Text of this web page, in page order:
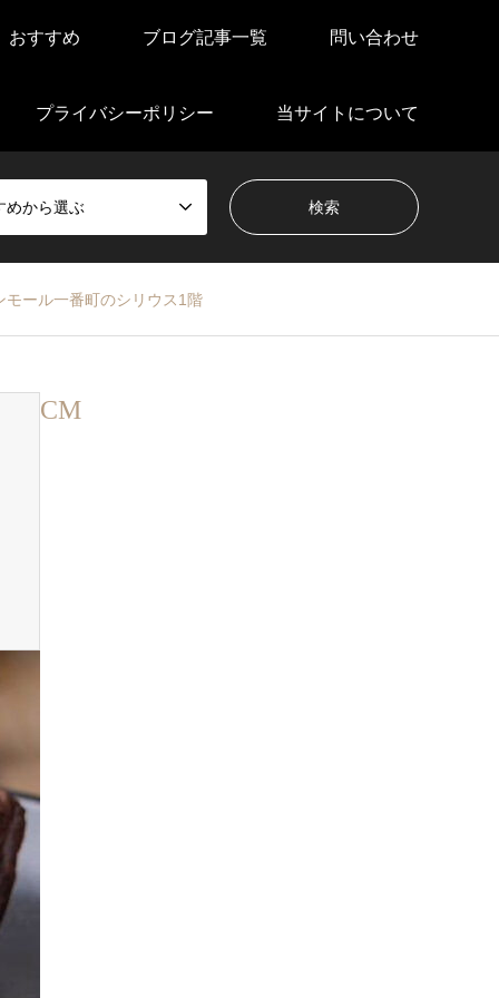
おすすめ ブログ記事一覧 問い合わせ
プライバシーポリシー 当サイトについて
めから選ぶ
ール一番町のシリウス1階
CM